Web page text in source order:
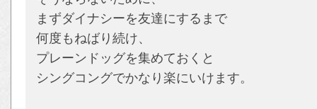
まずダイナシーを友達にするまで
何度もねばり続け、
プレーンドッグを集めておくと
シングコングでかなり楽にいけます。